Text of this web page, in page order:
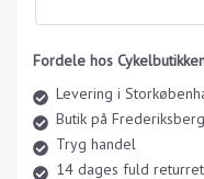
Fordele hos
Levering i
Butik på Frederiksberg
Tryg handel
14 dages fuld returret